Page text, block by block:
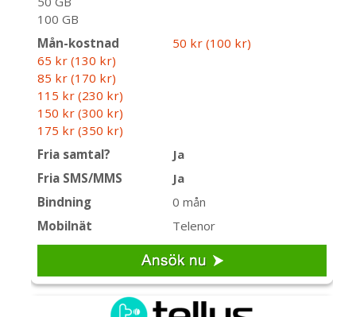
100 GB
Mån-kostnad
50 kr (100 kr)
65 kr (130 kr)
85 kr (170 kr)
115 kr (230 kr)
150 kr (300 kr)
175 kr (350 kr)
Fria samtal?
Ja
Fria SMS/MMS
Ja
Bindning
0 mån
Mobilnät
Telenor